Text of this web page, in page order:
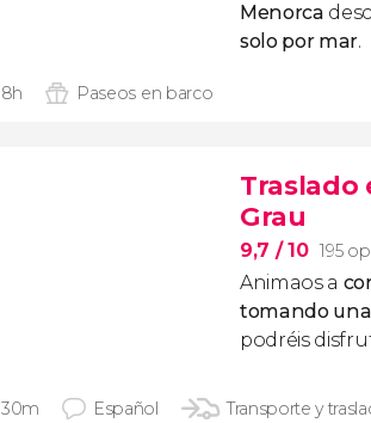
Menorca
solo por mar.
Paseos en barco
Traslado
Grau
9,7 / 10 195
Animaos a
tomando
podréis
Español Transporte y